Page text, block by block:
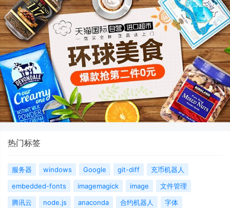
热门标签
服务器 windows Google git-diff
充币机器人
embedded-fonts
imagemagick image
文件管理
腾讯云
node.js anaconda 合约机器人
字体